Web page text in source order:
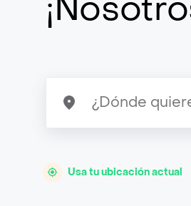
Usa tu ubicación actual